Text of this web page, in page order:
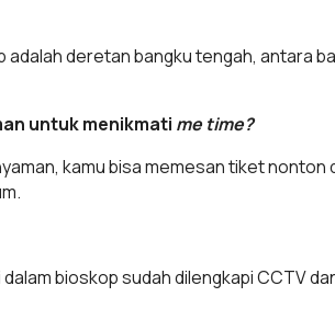
deretan bangku tengah, antara
untuk menikmati me time?
kamu bisa memesan tiket nonton
bioskop sudah dilengkapi CCTV